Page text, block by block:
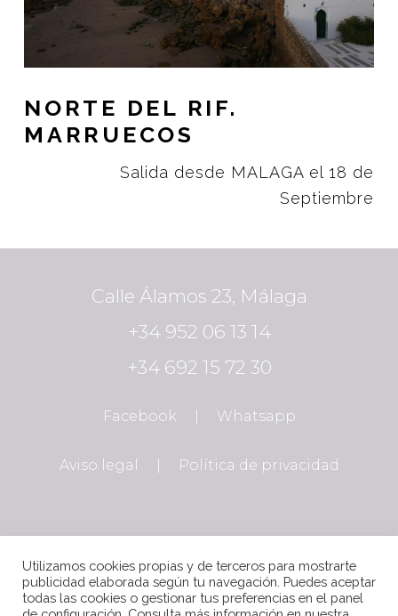
NORTE DEL RIF.
MARRUECOS
Salida desde MALAGA el 18 de
Septiembre
Calle Álamos 23, Málaga
+34 952 06 13 14
+34 692 15 72 30
Facebook Whatsapp
Aviso legal Política de privacidad
Utilizamos cookies propias y de terceros para mostrarte
publicidad elaborada según tu navegación. Puedes aceptar
todas las cookies o gestionar tus preferencias en el panel